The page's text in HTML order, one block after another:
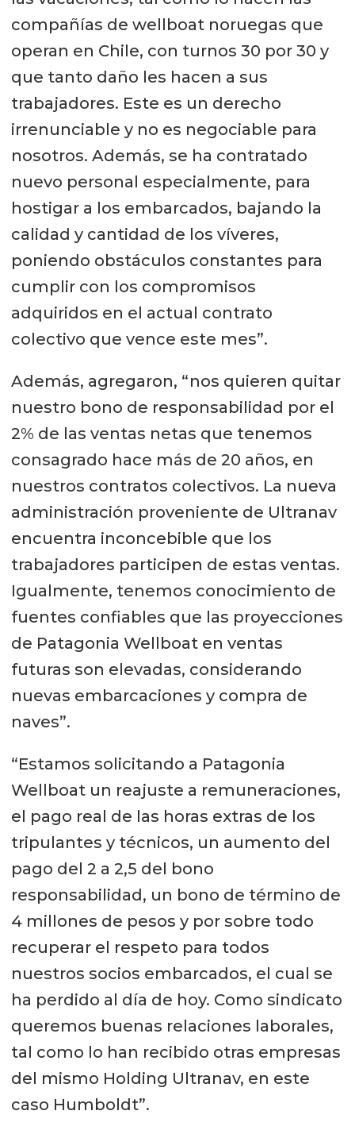
compañías de wellboat noruegas que
operan en Chile, con turnos 30 por 30 y
que tanto daño les hacen a sus
trabajadores. Este es un derecho
irrenunciable y no es negociable para
nosotros. Además, se ha contratado
nuevo personal especialmente, para
hostigar a los embarcados, bajando la
calidad y cantidad de los víveres,
poniendo obstáculos constantes para
cumplir con los compromisos
adquiridos en el actual contrato
colectivo que vence este mes”.
Además, agregaron, “nos quieren quitar
nuestro bono de responsabilidad por el
2% de las ventas netas que tenemos
consagrado hace más de 20 años, en
nuestros contratos colectivos. La nueva
administración proveniente de Ultranav
encuentra inconcebible que los
trabajadores participen de estas ventas.
Igualmente, tenemos conocimiento de
fuentes confiables que las proyecciones
de Patagonia Wellboat en ventas
futuras son elevadas, considerando
nuevas embarcaciones y compra de
naves”.
“Estamos solicitando a Patagonia
Wellboat un reajuste a remuneraciones,
el pago real de las horas extras de los
tripulantes y técnicos, un aumento del
pago del 2 a 2,5 del bono
responsabilidad, un bono de término de
4 millones de pesos y por sobre todo
recuperar el respeto para todos
nuestros socios embarcados, el cual se
ha perdido al día de hoy. Como sindicato
queremos buenas relaciones laborales,
tal como lo han recibido otras empresas
del mismo Holding Ultranav, en este
caso Humboldt”.